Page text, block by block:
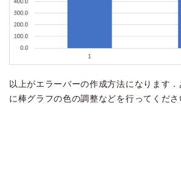
以上がエラーバーの作成方法になります
に棒グラフの色の調整などを行ってくださ